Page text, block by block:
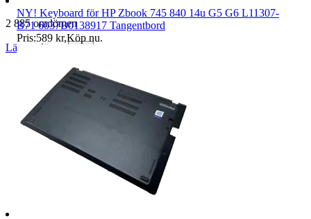
2 885 omdömen
Läs omdömen
NY! Keyboard för HP Zbook 745 840 14u G5 G6 L11307-
B71 6037B0138917 Tangentbord
Pris:589 kr,Köp nu.